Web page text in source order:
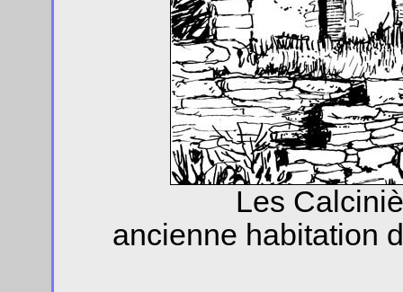
Les
ancienne habitation